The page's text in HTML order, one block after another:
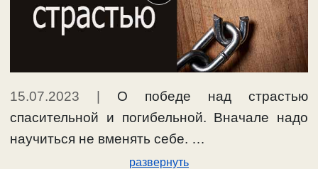
15.07.2023 | О победе над страстью
спасительной и погибельной. Вначале надо
научиться не вменять себе. …
развернуть